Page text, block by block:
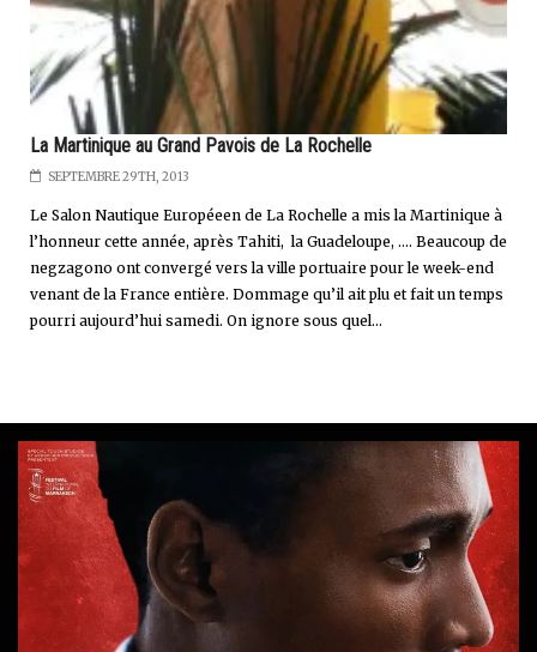
La Martinique au Grand Pavois de La Rochelle
SEPTEMBRE 29TH, 2013
Le Salon Nautique Européeen de La Rochelle a mis la Martinique à
l’honneur cette année, après Tahiti, la Guadeloupe, …. Beaucoup de
negzagono ont convergé vers la ville portuaire pour le week-end
venant de la France entière. Dommage qu’il ait plu et fait un temps
pourri aujourd’hui samedi. On ignore sous quel...